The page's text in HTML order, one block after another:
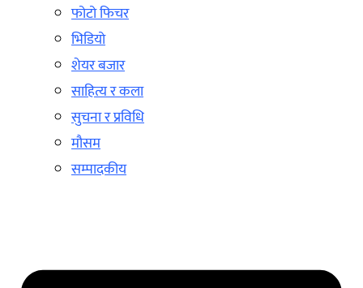
फोटो फिचर
भिडियो
शेयर बजार
साहित्य र कला
सुचना र प्रविधि
मौसम
सम्पादकीय